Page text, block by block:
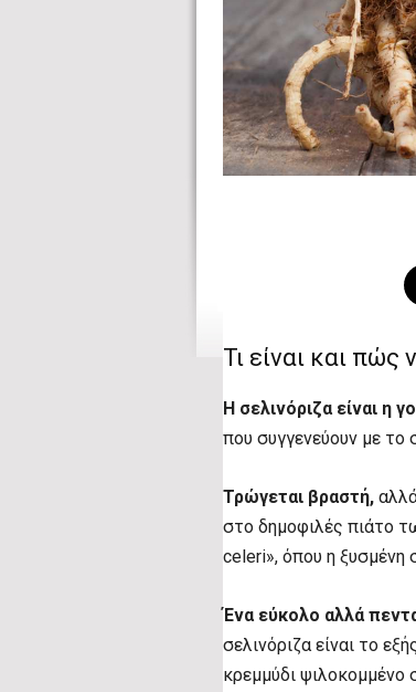
Τι είναι και
Η σελινόριζα είναι η
που συγγενεύουν με το
Τρώγεται βραστή,
στο δημοφιλές πιάτο
celeri», όπου η ξυσμένη
Ένα εύκολο αλλά
σελινόριζα είναι το
κρεμμύδι ψιλοκομμένο